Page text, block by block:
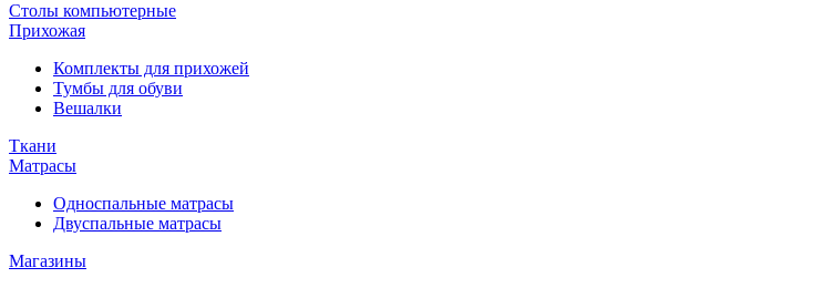
Столы компьютерные
Прихожая
Комплекты для прихожей
Тумбы для обуви
Вешалки
Ткани
Матрасы
Односпальные матрасы
Двуспальные матрасы
Магазины